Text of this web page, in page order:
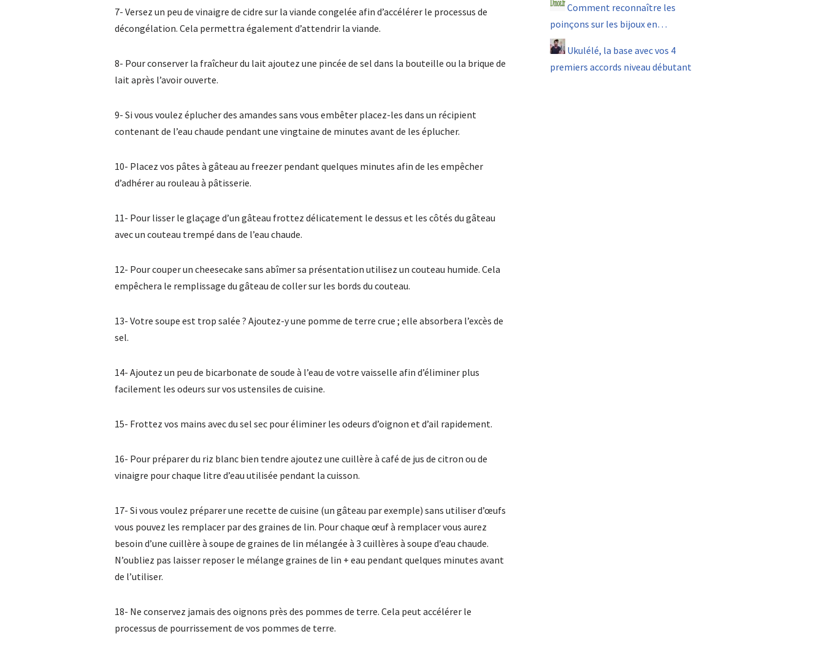
7- Versez un peu de vinaigre de cidre sur la viande congelée afin d’accélérer le processus de
décongélation. Cela permettra également d’attendrir la viande.
8- Pour conserver la fraîcheur du lait ajoutez une pincée de sel dans la bouteille ou la brique de
lait après l’avoir ouverte.
9- Si vous voulez éplucher des amandes sans vous embêter placez-les dans un récipient
contenant de l’eau chaude pendant une vingtaine de minutes avant de les éplucher.
10- Placez vos pâtes à gâteau au freezer pendant quelques minutes afin de les empêcher
d’adhérer au rouleau à pâtisserie.
11- Pour lisser le glaçage d’un gâteau frottez délicatement le dessus et les côtés du gâteau
avec un couteau trempé dans de l’eau chaude.
12- Pour couper un cheesecake sans abîmer sa présentation utilisez un couteau humide. Cela
empêchera le remplissage du gâteau de coller sur les bords du couteau.
13- Votre soupe est trop salée ? Ajoutez-y une pomme de terre crue ; elle absorbera l’excès de
sel.
14- Ajoutez un peu de bicarbonate de soude à l’eau de votre vaisselle afin d’éliminer plus
facilement les odeurs sur vos ustensiles de cuisine.
15- Frottez vos mains avec du sel sec pour éliminer les odeurs d’oignon et d’ail rapidement.
16- Pour préparer du riz blanc bien tendre ajoutez une cuillère à café de jus de citron ou de
vinaigre pour chaque litre d’eau utilisée pendant la cuisson.
17- Si vous voulez préparer une recette de cuisine (un gâteau par exemple) sans utiliser d’œufs
vous pouvez les remplacer par des graines de lin. Pour chaque œuf à remplacer vous aurez
besoin d’une cuillère à soupe de graines de lin mélangée à 3 cuillères à soupe d’eau chaude.
N’oubliez pas laisser reposer le mélange graines de lin + eau pendant quelques minutes avant
de l’utiliser.
18- Ne conservez jamais des oignons près des pommes de terre. Cela peut accélérer le
processus de pourrissement de vos pommes de terre.
Comment reconnaître les
poinçons sur les bijoux en…
Ukulélé, la base avec vos 4
premiers accords niveau débutant